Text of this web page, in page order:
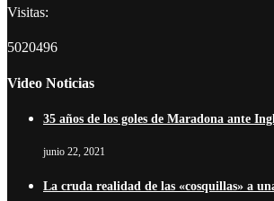
Visitas:
5020496
Video Noticias
35 años de los goles de Maradona ante
junio 22, 2021
La cruda realidad de las «cosquillas» a